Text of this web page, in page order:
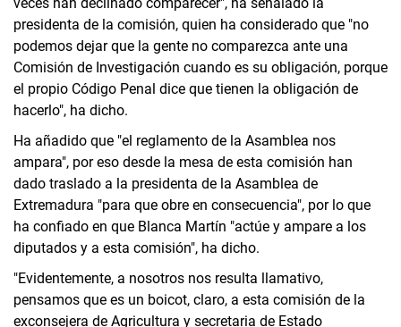
presidenta de la comisión, quien ha considerado que "no
podemos dejar que la gente no comparezca ante una
Comisión de Investigación cuando es su obligación, porque
el propio Código Penal dice que tienen la obligación de
hacerlo", ha dicho.
Ha añadido que "el reglamento de la Asamblea nos
ampara", por eso desde la mesa de esta comisión han
dado traslado a la presidenta de la Asamblea de
Extremadura "para que obre en consecuencia", por lo que
ha confiado en que Blanca Martín "actúe y ampare a los
diputados y a esta comisión", ha dicho.
"Evidentemente, a nosotros nos resulta llamativo,
pensamos que es un boicot, claro, a esta comisión de la
exconsejera de Agricultura y secretaria de Estado